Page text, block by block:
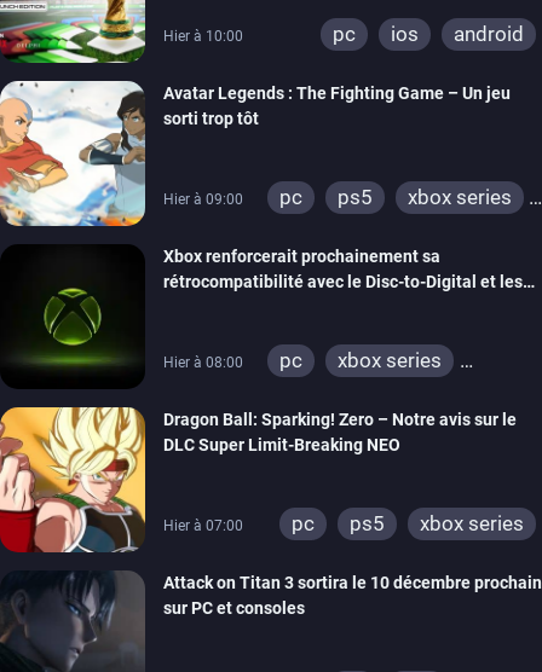
Hier à 10:00 pc ios android
Avatar Legends : The Fighting Game – Un jeu
sorti trop tôt
Hier à 09:00 pc ps5
xbox series
Xbox renforcerait prochainement sa
rétrocompatibilité avec le Disc-to-Digital et les
Hier à 08:00 pc
xbox series
Dragon Ball: Sparking! Zero – Notre avis sur le
DLC Super Limit-Breaking NEO
Hier à 07:00 pc ps5 xbox series
Attack on Titan 3 sortira le 10 décembre prochain
sur PC et consoles